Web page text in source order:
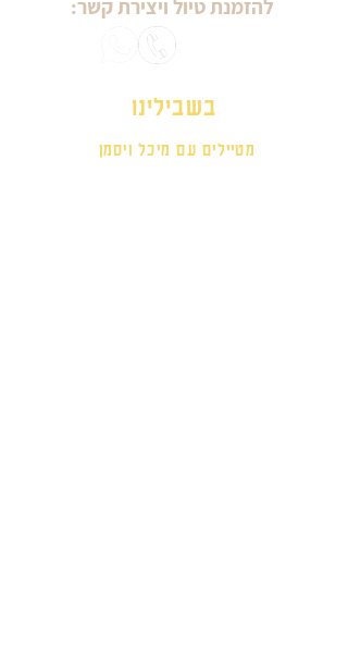
להזמנת טיול ויצירת קשר:
בשבילינו
מטיילים עם מיכל ויסמן